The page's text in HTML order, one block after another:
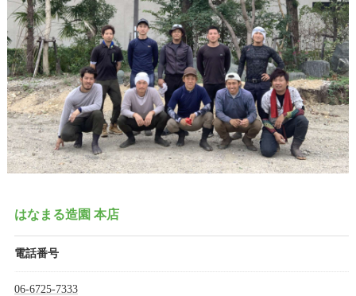
はなまる造園 本店
電話番号
06-6725-7333